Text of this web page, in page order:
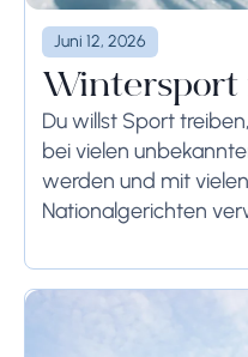
Juni 12, 2026
Wintersport
Du willst Sport
bei vielen
werden und mit
Nationalgerichten
verschneite
hat zwei
heiße Sommer...